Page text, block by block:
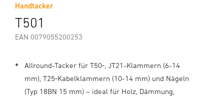
Handtacker
T501
EAN 0079055200253
Allround-Tacker für T50‑, JT21-Klammern (6-14
mm), T25‑Kabelklammern (10-14 mm) und Nägeln
(Typ 18BN 15 mm) – ideal für Holz, Dämmung,